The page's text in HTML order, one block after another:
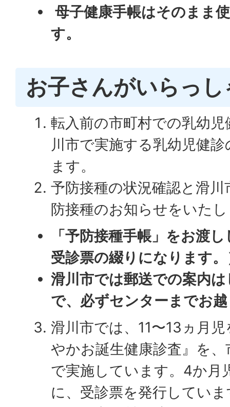
母子健康手帳はそのまま
す。
お子さんがいらっ
転入前の市町村での乳幼
川市で実施する乳幼児健
ます。
予防接種の状況確認と滑
防接種のお知らせをいた
「予防接種手帳」をお渡
受診票の綴りになります
滑川市では郵送での案内
で、必ずセンターまでお
滑川市では、11〜13ヵ月
やかお誕生健康診査』を
で実施しています。4か月
に、受診票を発行してい